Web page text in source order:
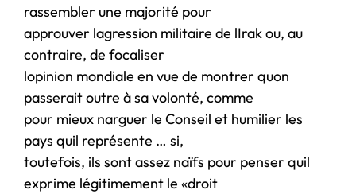
rassembler une majorité pour
approuver lagression militaire de lIrak ou, au
contraire, de focaliser
lopinion mondiale en vue de montrer quon
passerait outre à sa volonté, comme
pour mieux narguer le Conseil et humilier les
pays quil représente … si,
toutefois, ils sont assez naïfs pour penser quil
exprime légitimement le «droit